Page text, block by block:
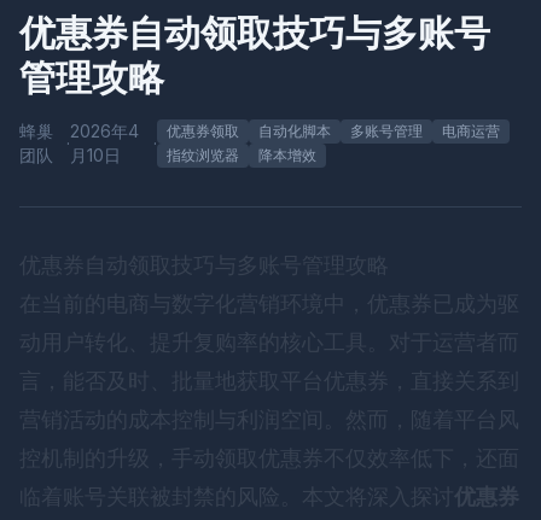
优惠券自动领取技巧与多账号
管理攻略
蜂巢
团队
·
2026年4
月10日
·
优惠券领取 自动化脚本 多账号管理
电商运营
指纹浏览器
降本增效
优惠券自动领取技巧与多账号管理攻略
在当前的电商与数字化营销环境中，优惠券已成为驱
动用户转化、提升复购率的核心工具。对于运营者而
言，能否及时、批量地获取平台优惠券，直接关系到
营销活动的成本控制与利润空间。然而，随着平台风
控机制的升级，手动领取优惠券不仅效率低下，还面
临着账号关联被封禁的风险。本文将深入探讨 优惠券